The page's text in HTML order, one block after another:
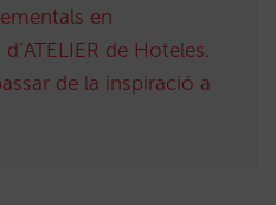
en
de Hoteles.
de la inspiració a